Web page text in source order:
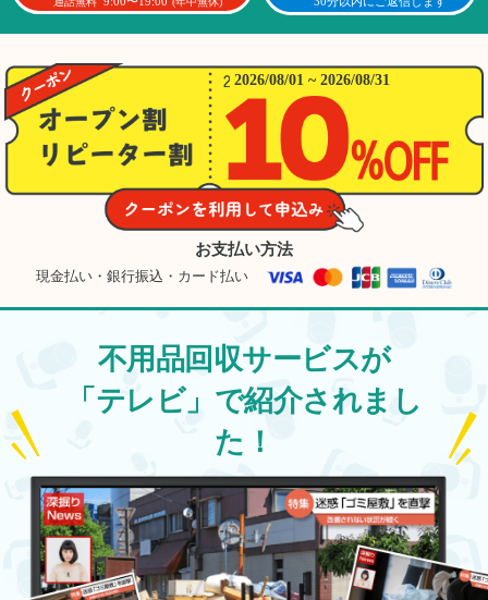
2026/08/01 ~ 2026/08/31
お支払い方法
現金払い・銀行振込・カード払い
不用品回収サービスが
「テレビ」で紹介されまし
た！